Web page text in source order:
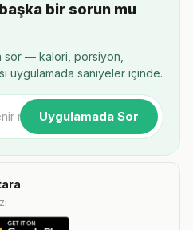
bir sorun mu
sor — kalori, porsiyon,
uygulamada saniyeler içinde.
Uygulamada Sor